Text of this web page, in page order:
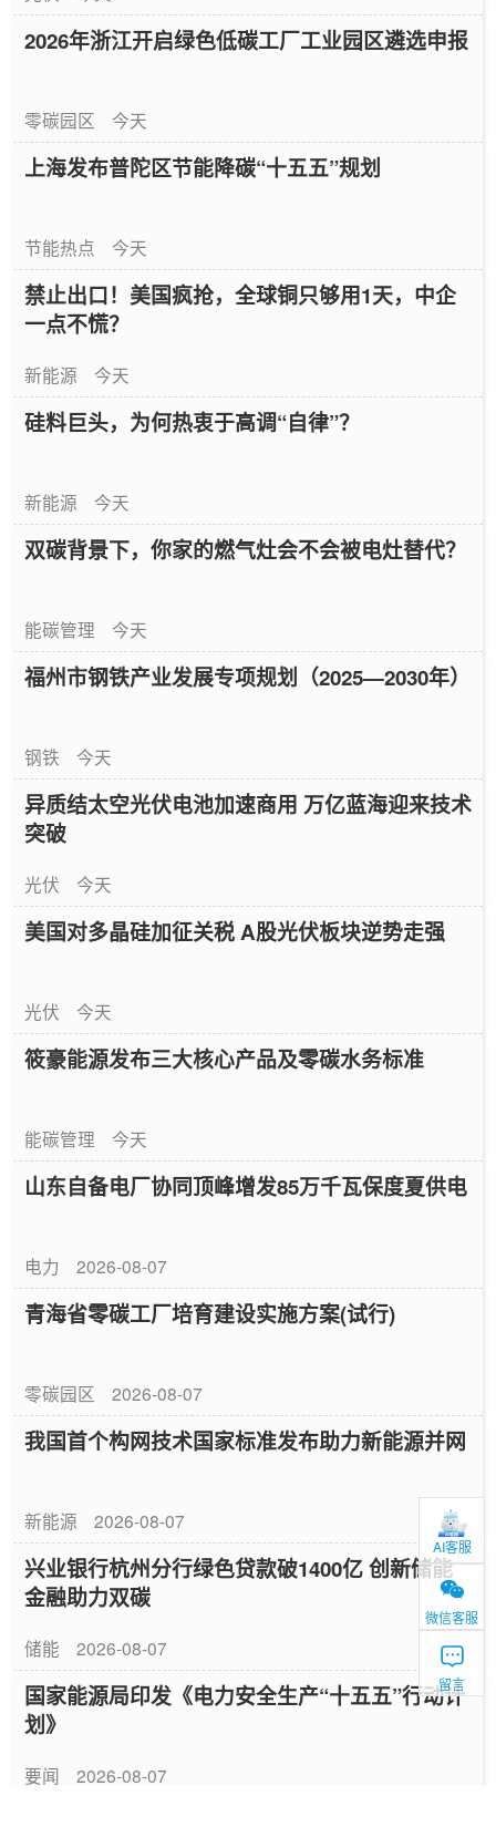
2026年浙江开启绿色低碳工厂工业园区遴选申报
零碳园区 今天
上海发布普陀区节能降碳“十五五”规划
节能热点 今天
禁止出口！美国疯抢，全球铜只够用1天，中企
一点不慌？
新能源 今天
硅料巨头，为何热衷于高调“自律”？
新能源 今天
双碳背景下，你家的燃气灶会不会被电灶替代？
能碳管理 今天
福州市钢铁产业发展专项规划（2025—2030年）
钢铁 今天
异质结太空光伏电池加速商用 万亿蓝海迎来技术
突破
光伏 今天
美国对多晶硅加征关税 A股光伏板块逆势走强
光伏 今天
筱豪能源发布三大核心产品及零碳水务标准
能碳管理 今天
山东自备电厂协同顶峰增发85万千瓦保度夏供电
电力 2026-08-07
青海省零碳工厂培育建设实施方案(试行)
零碳园区 2026-08-07
我国首个构网技术国家标准发布助力新能源并网
新能源 2026-08-07
兴业银行杭州分行绿色贷款破1400亿 创新储能
金融助力双碳
储能 2026-08-07
国家能源局印发《电力安全生产“十五五”行动计
划》
要闻 2026-08-07
AI客服
微信客服
留言